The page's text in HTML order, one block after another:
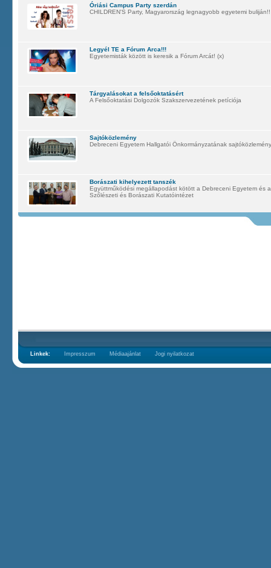
Óriási Campus Party szerdán
CHILDREN'S Party, Magyarország legnagyobb egyetemi buliján!!
Legyél TE a Fórum Arca!!!
Egyetemisták között is keresik a Fórum Arcát! (x)
Tárgyalásokat a felsőoktatásért
A Felsőoktatási Dolgozók Szakszervezetének petíciója
Sajtóközlemény
Debreceni Egyetem Hallgatói Önkormányzatának
Borászati kihelyezett tanszék
Együttműködési megállapodást kötött a Debreceni Egyetem és
Szőlészeti és Borászati Kutatóintézet
Linkek: Impresszum Médiaajánlat Jogi nyilatkozat